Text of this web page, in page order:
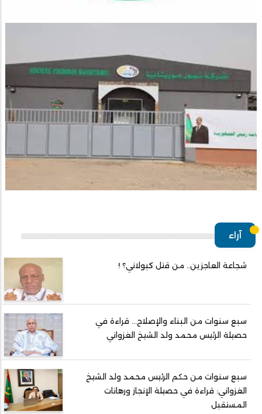
آراء
شجاعة العاجزين.. من قتل كبولاني؟ !
سبع سنوات من البناء والإصلاح... قراءة في
حصيلة الرئيس محمد ولد الشيخ الغزواني
سبع سنوات من حكم الرئيس محمد ولد الشيخ
الغزواني: قراءة في حصيلة الإنجاز ورهانات
المستقبل